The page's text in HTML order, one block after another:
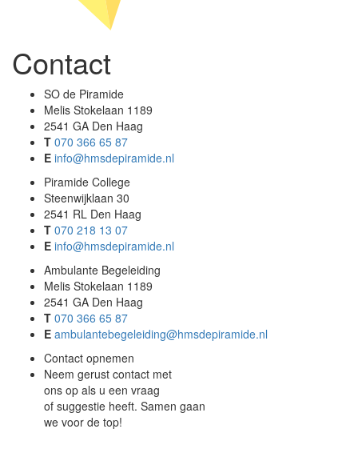
Contact
SO de Piramide
Melis Stokelaan 1189
2541 GA Den Haag
T 070 366 65 87
E info@hmsdepiramide.nl
Piramide College
Steenwijklaan 30
2541 RL Den Haag
T 070 218 13 07
E info@hmsdepiramide.nl
Ambulante Begeleiding
Melis Stokelaan 1189
2541 GA Den Haag
T 070 366 65 87
E ambulantebegeleiding@hmsdepiramide.nl
Contact opnemen
Neem gerust contact met
ons op als u een vraag
of suggestie heeft. Samen gaan
we voor de top!